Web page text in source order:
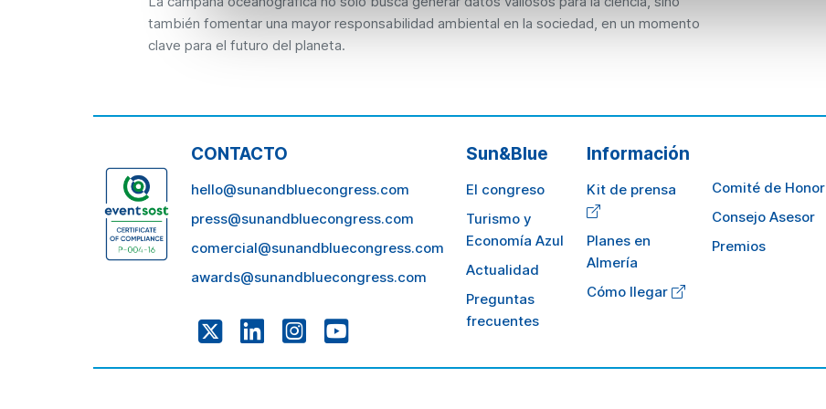
también fomentar una mayor responsabilidad ambiental en la sociedad, en un momento
clave para el futuro del planeta.
CONTACTO
hello@sunandbluecongress.com
press@sunandbluecongress.com
comercial@sunandbluecongress.com
awards@sunandbluecongress.com
Sun&Blue
El congreso
Turismo y
Economía Azul
Actualidad
Preguntas
frecuentes
Información
Kit de prensa
Planes en
Almería
Cómo llegar
Comité de Honor
Consejo Asesor
Premios